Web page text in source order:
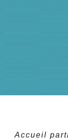
Accueil